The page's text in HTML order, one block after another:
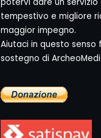
tempestivo e migliore
maggior impegno.
Aiutaci in questo senso
sostegno di